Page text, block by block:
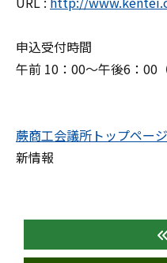
申込受付時間
午前 10：00～午後6：00
蕨商工会議所トップページ
新情報